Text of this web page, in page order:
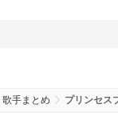
歌手まとめ プリンセス